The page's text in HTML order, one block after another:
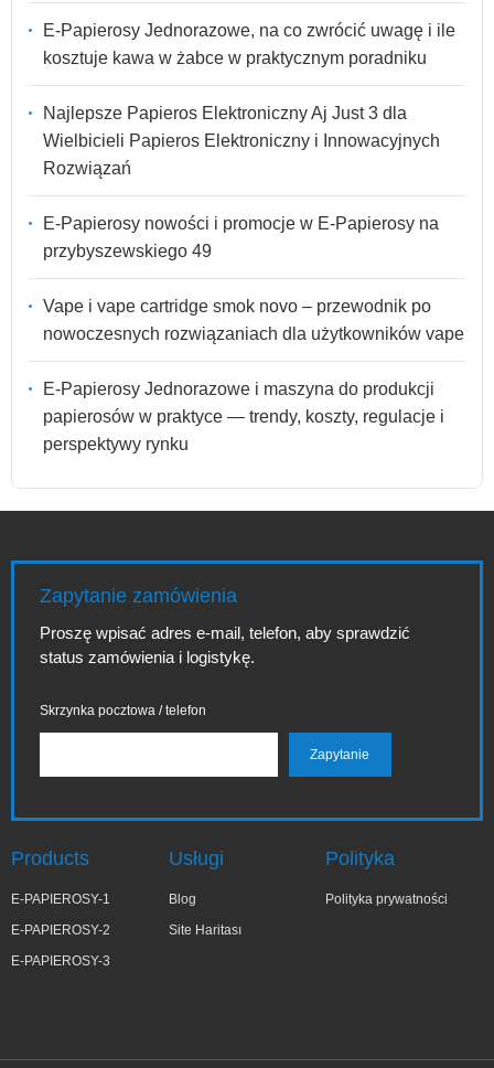
E-Papierosy Jednorazowe, na co zwrócić uwagę i ile
kosztuje kawa w żabce w praktycznym poradniku
Najlepsze Papieros Elektroniczny Aj Just 3 dla
Wielbicieli Papieros Elektroniczny i Innowacyjnych
Rozwiązań
E-Papierosy nowości i promocje w E-Papierosy na
przybyszewskiego 49
Vape i vape cartridge smok novo – przewodnik po
nowoczesnych rozwiązaniach dla użytkowników vape
E-Papierosy Jednorazowe i maszyna do produkcji
papierosów w praktyce — trendy, koszty, regulacje i
perspektywy rynku
Zapytanie zamówienia
Proszę wpisać adres e-mail, telefon, aby sprawdzić
status zamówienia i logistykę.
Skrzynka pocztowa / telefon
Products
E-PAPIEROSY-1
E-PAPIEROSY-2
E-PAPIEROSY-3
Usługi
Blog
Site Haritası
Polityka
Polityka prywatności